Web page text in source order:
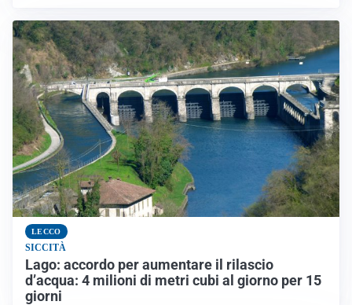
LECCO
SICCITÀ
Lago: accordo per aumentare il rilascio
d’acqua: 4 milioni di metri cubi al giorno per 15
giorni